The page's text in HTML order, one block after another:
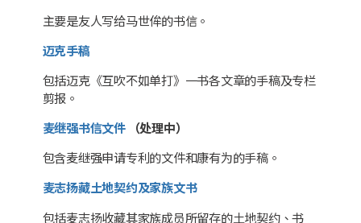
主要是友人写给马世侔的书信。
迈克手稿
包括迈克《互吹不如单打》一书各文章的手稿及专栏
剪报。
麦继强书信文件（处理中）
包含麦继强申请专利的文件和康有为的手稿。
麦志扬藏土地契约及家族文书
包括麦志扬收藏其家族成员所留存的土地契约、书